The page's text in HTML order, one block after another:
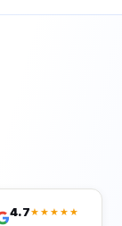
4.7★★★★★